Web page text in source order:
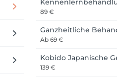
89 €
Ganzheitliche
Ab 69 €
Kobido Japanische
139 €